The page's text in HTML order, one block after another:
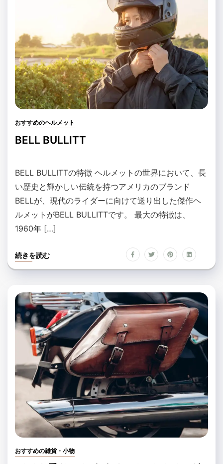
おすすめのヘルメット
BELL BULLITT
BELL BULLITTの特徴 ヘルメットの世界において、長
い歴史と輝かしい伝統を持つアメリカのブランド
BELLが、現代のライダーに向けて送り出した傑作ヘ
ルメットがBELL BULLITTです。 最大の特徴は、
1960年 […]
続きを読む
おすすめの雑貨・小物